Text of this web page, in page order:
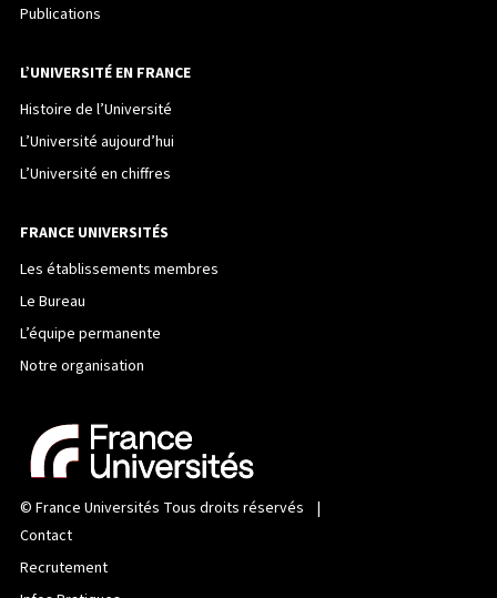
Publications
L’UNIVERSITÉ EN FRANCE
Histoire de l’Université
L’Université aujourd’hui
L’Université en chiffres
FRANCE UNIVERSITÉS
Les établissements membres
Le Bureau
L’équipe permanente
Notre organisation
© France Universités Tous droits réservés |
Contact
Recrutement